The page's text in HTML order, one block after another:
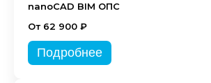
nanoCAD BIM ОПС
От 62 900 ₽
Подробнее